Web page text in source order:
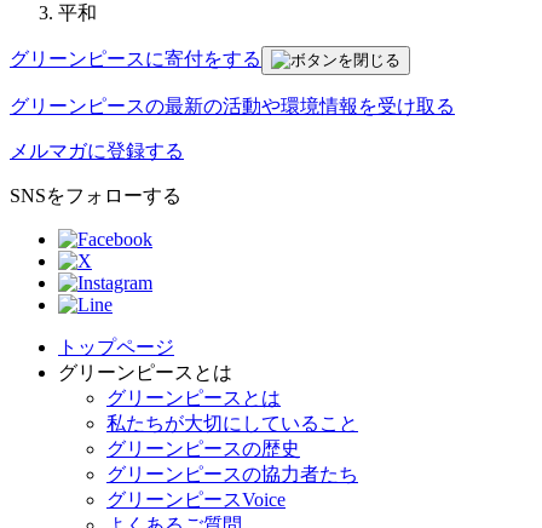
平和
グリーンピースに寄付をする
グリーンピースの最新の活動や環境情報を受け取る
メルマガに登録する
SNSをフォローする
トップページ
グリーンピースとは
グリーンピースとは
私たちが大切にしていること
グリーンピースの歴史
グリーンピースの協力者たち
グリーンピースVoice